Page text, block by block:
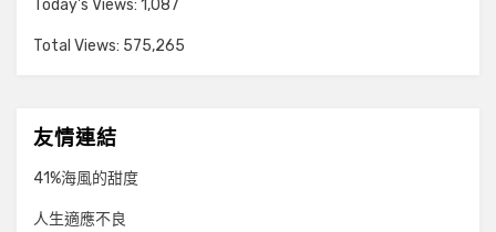
Today's Views: 1,087
Total Views: 575,265
友情連結
41%海風的甜度
人生適應不良